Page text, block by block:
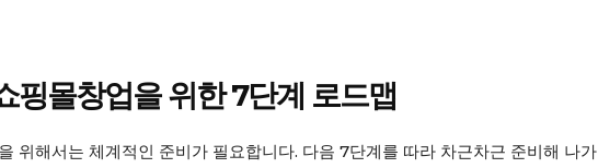
핑몰창업을 위한 7단계 로드맵
위해서는 체계적인 준비가 필요합니다. 다음 7단계를 따라 차근차근 준비해 나가